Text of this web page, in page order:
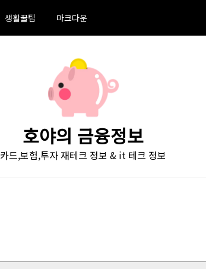
생활꿀팁 마크다운
호야의 금융정보
카드,보험,투자 재테크 정보 & it 테크 정보